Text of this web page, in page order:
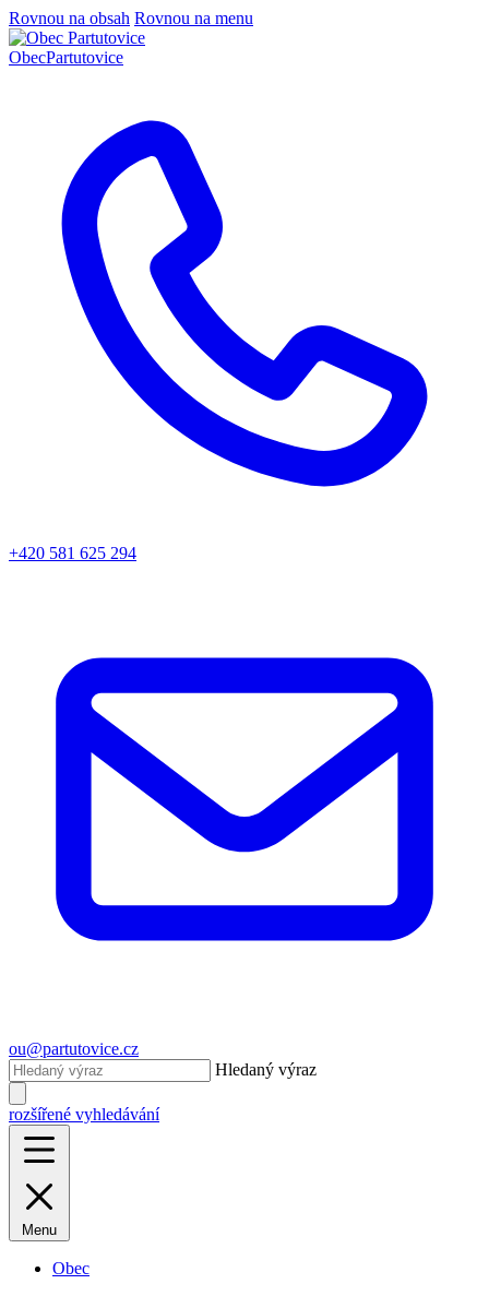
Rovnou na obsah Rovnou na menu
ObecPartutovice
+420 581 625 294
ou@partutovice.cz
Hledaný výraz
rozšířené vyhledávání
Menu
Obec